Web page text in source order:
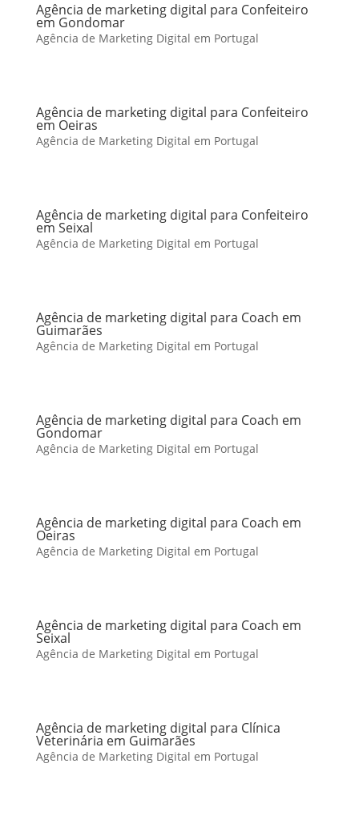
Agência de marketing digital para Confeiteiro
em Gondomar
Agência de Marketing Digital em Portugal
Agência de marketing digital para Confeiteiro
em Oeiras
Agência de Marketing Digital em Portugal
Agência de marketing digital para Confeiteiro
em Seixal
Agência de Marketing Digital em Portugal
Agência de marketing digital para Coach em
Guimarães
Agência de Marketing Digital em Portugal
Agência de marketing digital para Coach em
Gondomar
Agência de Marketing Digital em Portugal
Agência de marketing digital para Coach em
Oeiras
Agência de Marketing Digital em Portugal
Agência de marketing digital para Coach em
Seixal
Agência de Marketing Digital em Portugal
Agência de marketing digital para Clínica
Veterinária em Guimarães
Agência de Marketing Digital em Portugal